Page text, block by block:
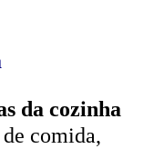
da cozinha
comida,